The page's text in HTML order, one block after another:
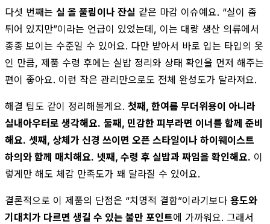
다섯 번째는 실 올 풀림이나 잔실 같은 마감 이슈예요. “실이 좀
튀어 있지만”이라는 언급이 있었는데, 이는 대량 생산 의류에서
종종 보이는 수준일 수 있어요. 다만 받아서 바로 입는 타입의 옷
인 만큼, 제품 수령 후에는 실밥 정리와 상태 확인을 먼저 해주는
편이 좋아요. 이런 작은 관리만으로도 전체 완성도가 달라져요.
해결 팁도 같이 정리해볼게요. 첫째, 한여름 무더위용이 아니라
실내아우터로 생각해요. 둘째, 민감한 피부라면 이너를 함께 준비
해요. 셋째, 상체가 신경 쓰이면 오픈 스타일이나 하이웨이스트
하의와 함께 매치해요. 넷째, 수령 후 실밥과 짜임을 확인해요. 이
렇게만 해도 체감 만족도가 꽤 달라질 수 있어요.
결론적으로 이 제품의 단점은 “치명적 결함”이라기보다 용도와
기대치가 다르면 생길 수 있는 불만 포인트에 가까워요. 그래서